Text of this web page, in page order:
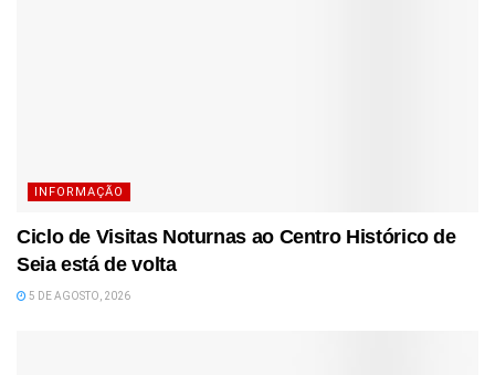
INFORMAÇÃO
Ciclo de Visitas Noturnas ao Centro Histórico de
Seia está de volta
5 DE AGOSTO, 2026